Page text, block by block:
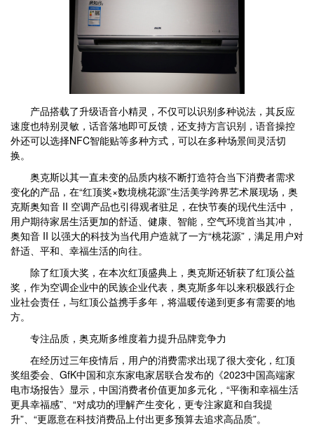
产品搭载了升级语音小精灵，不仅可以识别多种说法，其反应
速度也特别灵敏，话音落地即可反馈，还支持方言识别，语音操控
外还可以选择NFC智能贴等多种方式，可以在多种场景间灵活切
换。
奥克斯以其一直未变的品质内核不断打造符合当下消费者需求
变化的产品，在“红顶奖×数境桃花源”生活美学跨界艺术展现场，奥
克斯奥知音 II 空调产品也引得观者驻足，在快节奏的现代生活中，
用户期待家居生活更加的舒适、健康、智能，空气环境首当其冲，
奥知音 II 以强大的科技为当代用户造就了一方“桃花源”，满足用户对
舒适、平和、幸福生活的向往。
除了红顶大奖，在本次红顶盛典上，奥克斯还斩获了红顶公益
奖，作为空调企业中的民族企业代表，奥克斯多年以来积极践行企
业社会责任，与红顶公益携手多年，将温暖传递到更多有需要的地
方。
专注品质，奥克斯多维度着力提升品牌竞争力
在经历过三年疫情后，用户的消费需求出现了很大变化，红顶
奖组委会、GfK中国和京东家电家居联合发布的《2023中国高端家
电市场报告》显示，中国消费者价值更加多元化，“平衡和幸福生活
更具幸福感”、“对成功的理解产生变化，更专注家庭和自我提
升”、“更愿意在科技消费品上付出更多预算去追求高品质”。